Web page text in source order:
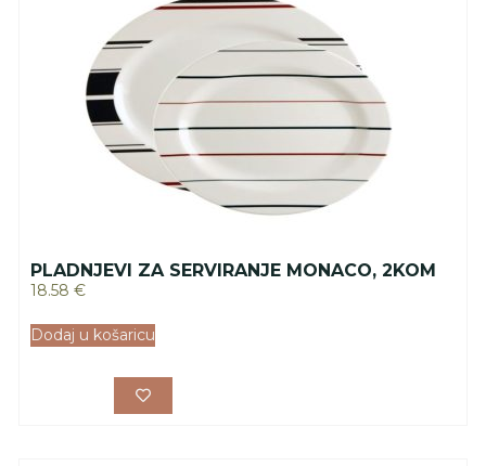
PLADNJEVI ZA SERVIRANJE MONACO, 2KOM
18.58 €
Dodaj u košaricu